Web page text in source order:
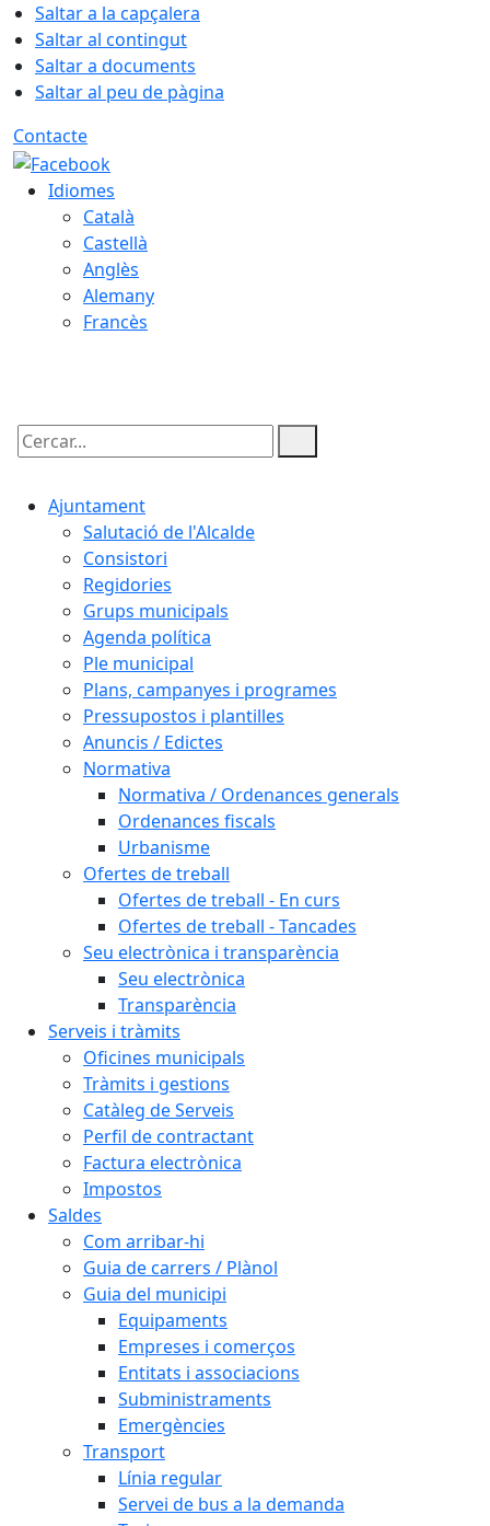
Saltar a la capçalera
Saltar al contingut
Saltar a documents
Saltar al peu de pàgina
Contacte
Idiomes
Català
Castellà
Anglès
Alemany
Francès
Cercar:
Ajuntament
Salutació de l'Alcalde
Consistori
Regidories
Grups municipals
Agenda política
Ple municipal
Plans, campanyes i programes
Pressupostos i plantilles
Anuncis / Edictes
Normativa
Normativa / Ordenances generals
Ordenances fiscals
Urbanisme
Ofertes de treball
Ofertes de treball - En curs
Ofertes de treball - Tancades
Seu electrònica i transparència
Seu electrònica
Transparència
Serveis i tràmits
Oficines municipals
Tràmits i gestions
Catàleg de Serveis
Perfil de contractant
Factura electrònica
Impostos
Saldes
Com arribar-hi
Guia de carrers / Plànol
Guia del municipi
Equipaments
Empreses i comerços
Entitats i associacions
Subministraments
Emergències
Transport
Línia regular
Servei de bus a la demanda